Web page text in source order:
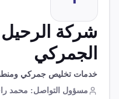
شركة
الجمركي
خدمات تخليص جمركي
مسؤول التواصل: محمد